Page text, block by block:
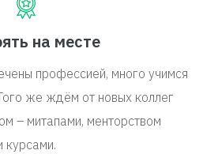
на месте
профессией, много учимся
же ждём от новых коллег
– митапами, менторством
курсами.